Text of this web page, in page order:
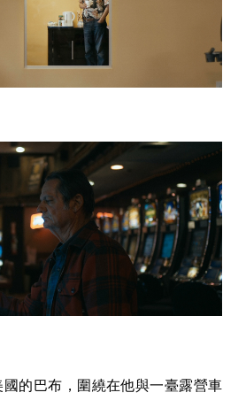
的巴布，圍繞在他與一臺露營車